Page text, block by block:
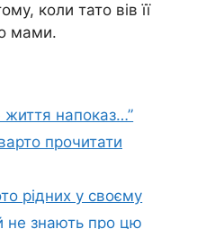
коли тато вів її
мами.
життя напоказ…”
прочитати
рідних у своєму
не знають про цю